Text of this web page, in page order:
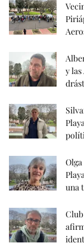
y
una